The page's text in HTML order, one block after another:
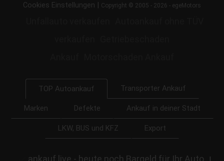
Cookies Einstellungen | Copyright © 2005 - 2026 - egeMotors
TOP Autoankauf Transporter Ankauf
Marken Defekte Ankauf in deiner Stadt
LKW, BUS und KFZ Export
ankauf.live - heute noch Bargeld für Ihr Auto